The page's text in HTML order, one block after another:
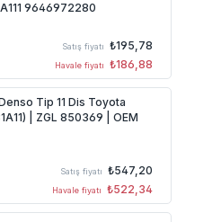
9646972280
Satış fiyatı ₺195,78
Havale fiyatı ₺186,88
Tip 11 Dis Toyota
| ZGL 850369 | OEM
Satış fiyatı ₺547,20
Havale fiyatı ₺522,34